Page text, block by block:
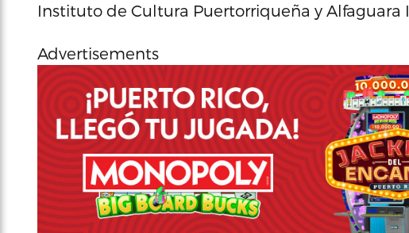
Instituto de Cultura Puertorriqueña y Alfaguara
Advertisements